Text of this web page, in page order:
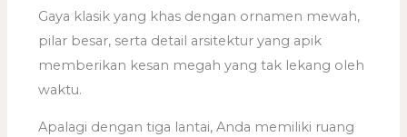
Gaya klasik yang khas dengan ornamen mewah,
pilar besar, serta detail arsitektur yang apik
memberikan kesan megah yang tak lekang oleh
waktu.
Apalagi dengan tiga lantai, Anda memiliki ruang